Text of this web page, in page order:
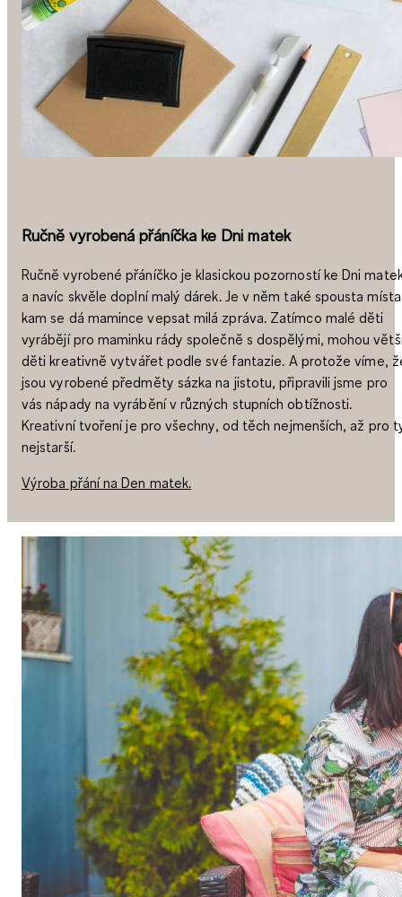
Ručně vyrobená přáníčka ke Dni matek
Ručně vyrobené přáníčko je klasickou pozorností ke Dni
a navíc skvěle doplní malý dárek. Je v něm také spousta
kam se dá mamince vepsat milá zpráva. Zatímco malé děti
vyrábějí pro maminku rády společně s dospělými, mohou
děti kreativně vytvářet podle své fantazie. A protože víme,
jsou vyrobené předměty sázka na jistotu, připravili jsme pro
vás nápady na vyrábění v různých stupních obtížnosti.
Kreativní tvoření je pro všechny, od těch nejmenších, až pro
nejstarší.
Výroba přání na Den matek.